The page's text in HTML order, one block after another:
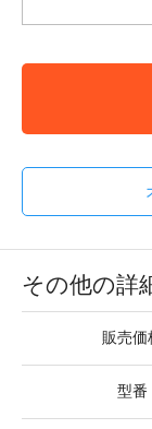
その他の詳
販売価
型番